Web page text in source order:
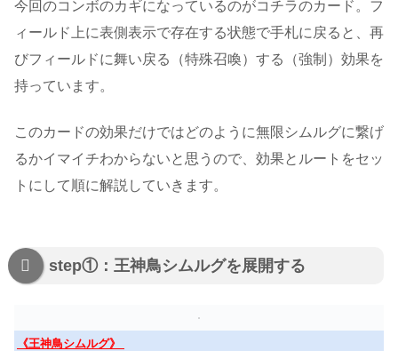
今回のコンボのカギになっているのがコチラのカード。フ
ィールド上に表側表示で存在する状態で手札に戻ると、再
びフィールドに舞い戻る（特殊召喚）する（強制）効果を
持っています。
このカードの効果だけではどのように無限シムルグに繋げ
るかイマイチわからないと思うので、効果とルートをセッ
トにして順に解説していきます。
step①：王神鳥シムルグを展開する
《王神鳥シムルグ》